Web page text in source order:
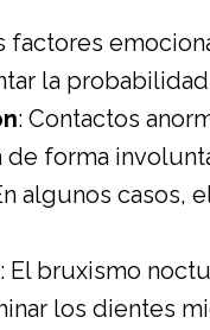
factores
la
: Contactos
forma
algunos casos,
: El bruxismo
los dientes